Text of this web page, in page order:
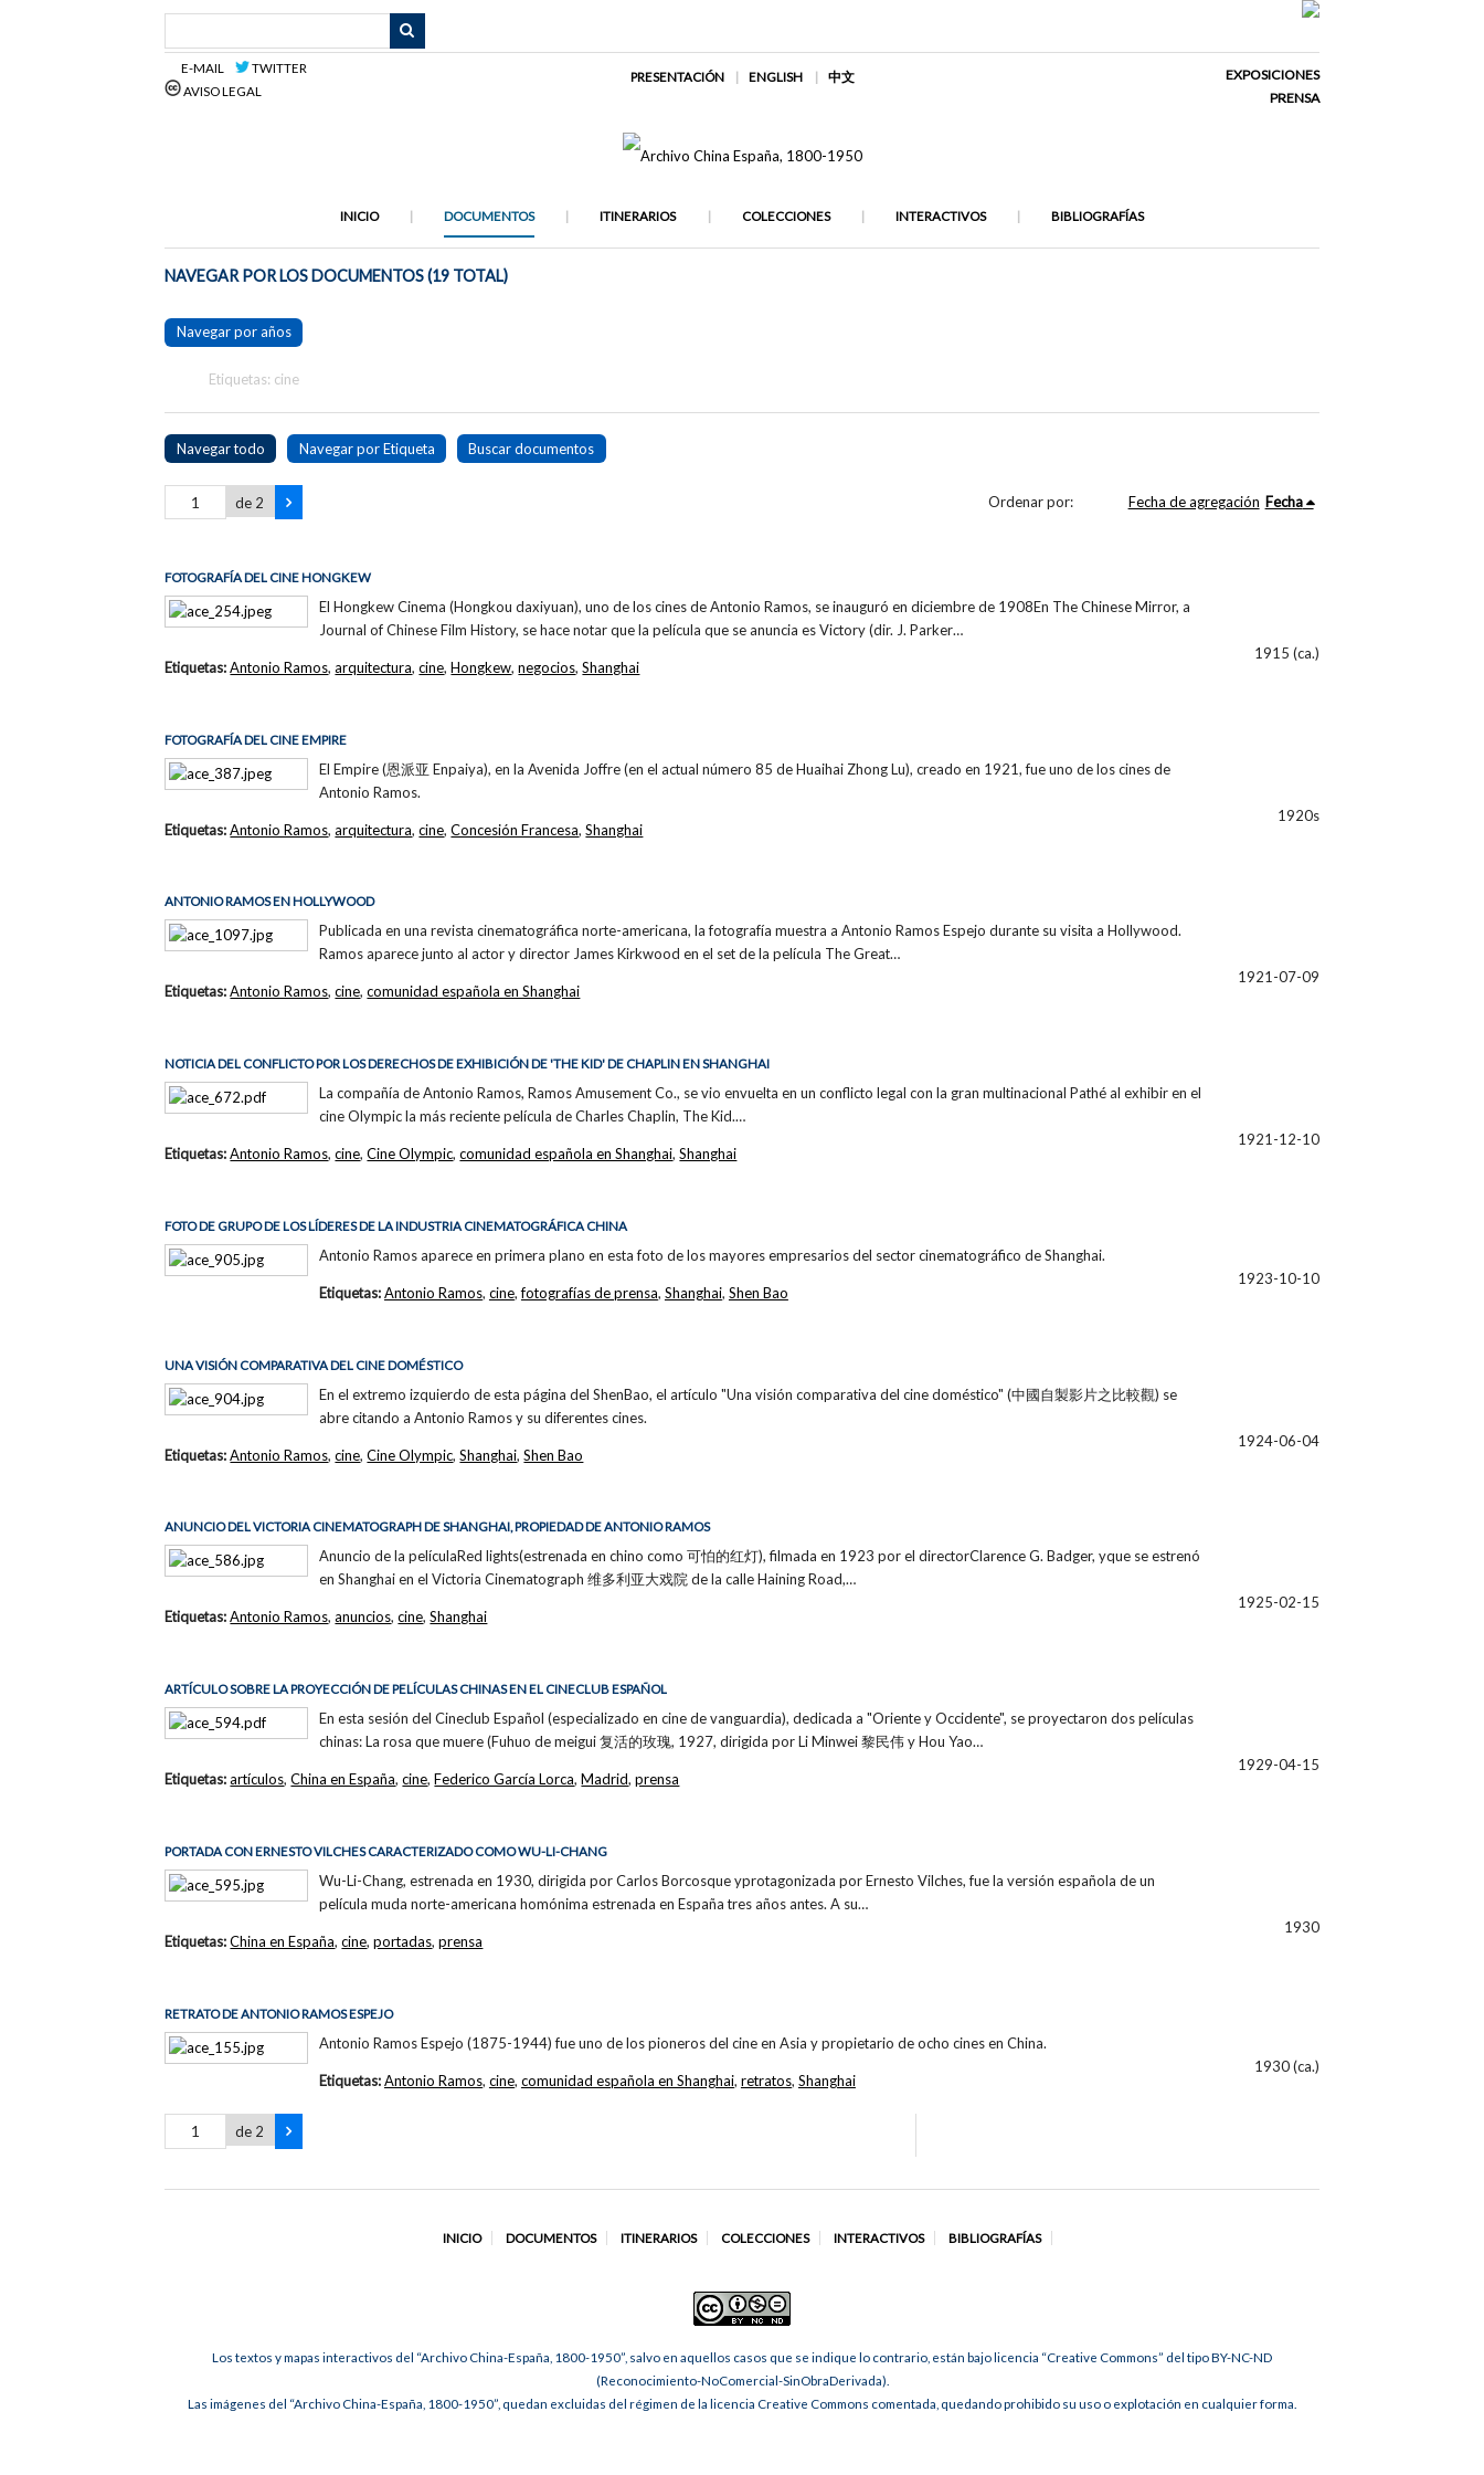
E-MAIL
TWITTER
AVISO LEGAL
PRESENTACIÓN ENGLISH 中文
EXPOSICIONES
PRENSA
INICIO DOCUMENTOS ITINERARIOS COLECCIONES INTERACTIVOS BIBLIOGRAFÍAS
NAVEGAR POR LOS DOCUMENTOS (19 TOTAL)
Navegar por años
Etiquetas: cine
Navegar todo Navegar por Etiqueta Buscar documentos
de 2 Ordenar por: Fecha de agregación Fecha
FOTOGRAFÍA DEL CINE HONGKEW
El Hongkew Cinema (Hongkou daxiyuan), uno de los cines de Antonio Ramos, se inauguró en diciembre de 1908En The Chinese Mirror, a
Journal of Chinese Film History, se hace notar que la película que se anuncia es Victory (dir. J. Parker…
1915 (ca.)
Etiquetas:Antonio Ramos,arquitectura,cine,Hongkew,negocios,Shanghai
FOTOGRAFÍA DEL CINE EMPIRE
El Empire (恩派亚 Enpaiya), en la Avenida Joffre (en el actual número 85 de Huaihai Zhong Lu), creado en 1921, fue uno de los cines de
Antonio Ramos.
1920s
Etiquetas:Antonio Ramos,arquitectura,cine,Concesión Francesa,Shanghai
ANTONIO RAMOS EN HOLLYWOOD
Publicada en una revista cinematográfica norte-americana, la fotografía muestra a Antonio Ramos Espejo durante su visita a Hollywood.
Ramos aparece junto al actor y director James Kirkwood en el set de la película The Great…
1921-07-09
Etiquetas:Antonio Ramos,cine,comunidad española en Shanghai
NOTICIA DEL CONFLICTO POR LOS DERECHOS DE EXHIBICIÓN DE 'THE KID' DE CHAPLIN EN SHANGHAI
La compañía de Antonio Ramos, Ramos Amusement Co., se vio envuelta en un conflicto legal con la gran multinacional Pathé al exhibir en el
cine Olympic la más reciente película de Charles Chaplin, The Kid.…
1921-12-10
Etiquetas:Antonio Ramos,cine,Cine Olympic,comunidad española en Shanghai,Shanghai
FOTO DE GRUPO DE LOS LÍDERES DE LA INDUSTRIA CINEMATOGRÁFICA CHINA
Antonio Ramos aparece en primera plano en esta foto de los mayores empresarios del sector cinematográfico de Shanghai.
1923-10-10
Etiquetas:Antonio Ramos, cine,fotografías de prensa, Shanghai, Shen Bao
UNA VISIÓN COMPARATIVA DEL CINE DOMÉSTICO
En el extremo izquierdo de esta página del ShenBao, el artículo "Una visión comparativa del cine doméstico" (中國自製影片之比較觀) se
abre citando a Antonio Ramos y su diferentes cines.
1924-06-04
Etiquetas:Antonio Ramos,cine,Cine Olympic,Shanghai,Shen Bao
ANUNCIO DEL VICTORIA CINEMATOGRAPH DE SHANGHAI, PROPIEDAD DE ANTONIO RAMOS
Anuncio de la películaRed lights(estrenada en chino como 可怕的红灯), filmada en 1923 por el directorClarence G. Badger, yque se estrenó
en Shanghai en el Victoria Cinematograph 维多利亚大戏院 de la calle Haining Road,…
1925-02-15
Etiquetas:Antonio Ramos,anuncios,cine,Shanghai
ARTÍCULO SOBRE LA PROYECCIÓN DE PELÍCULAS CHINAS EN EL CINECLUB ESPAÑOL
En esta sesión del Cineclub Español (especializado en cine de vanguardia), dedicada a "Oriente y Occidente", se proyectaron dos películas
chinas: La rosa que muere (Fuhuo de meigui 复活的玫瑰, 1927, dirigida por Li Minwei 黎民伟 y Hou Yao…
1929-04-15
Etiquetas:artículos,China en España,cine,Federico García Lorca,Madrid,prensa
PORTADA CON ERNESTO VILCHES CARACTERIZADO COMO WU-LI-CHANG
Wu-Li-Chang, estrenada en 1930, dirigida por Carlos Borcosque yprotagonizada por Ernesto Vilches, fue la versión española de un
película muda norte-americana homónima estrenada en España tres años antes. A su…
1930
Etiquetas:China en España,cine,portadas,prensa
RETRATO DE ANTONIO RAMOS ESPEJO
Antonio Ramos Espejo (1875-1944) fue uno de los pioneros del cine en Asia y propietario de ocho cines en China.
1930 (ca.)
Etiquetas:Antonio Ramos, cine, comunidad española en Shanghai, retratos, Shanghai
de 2
INICIO DOCUMENTOS ITINERARIOS COLECCIONES INTERACTIVOS BIBLIOGRAFÍAS
Los textos y mapas interactivos del “Archivo China-España, 1800-1950”, salvo en aquellos casos que se indique lo contrario, están bajo licencia “Creative Commons” del tipo BY-NC-ND
(Reconocimiento-NoComercial-SinObraDerivada).
Las imágenes del “Archivo China-España, 1800-1950”, quedan excluidas del régimen de la licencia Creative Commons comentada, quedando prohibido su uso o explotación en cualquier forma.